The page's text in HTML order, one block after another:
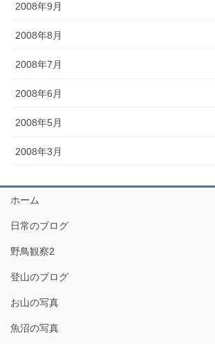
2008年9月
2008年8月
2008年7月
2008年6月
2008年5月
2008年3月
ホーム
日常のブログ
野鳥観察2
登山のブログ
お山の写真
魚沼の写真